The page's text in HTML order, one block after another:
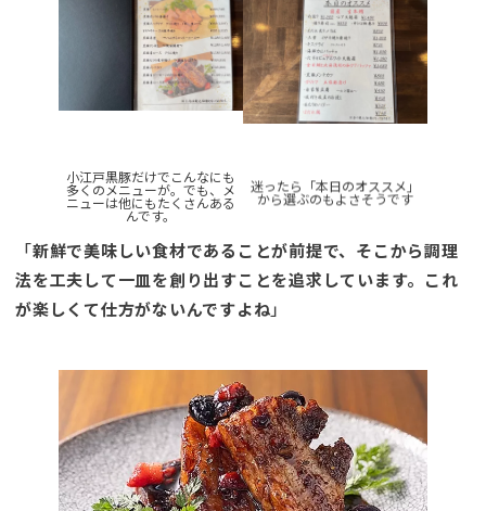
小江戸黒豚だけでこんなにも
多くのメニューが。でも、メ
ニューは他にもたくさんある
んです。
迷ったら「本日のオススメ」
から選ぶのもよさそうです
「新鮮で美味しい食材であることが前提で、そこから調理
法を工夫して一皿を創り出すことを追求しています。これ
が楽しくて仕方がないんですよね」